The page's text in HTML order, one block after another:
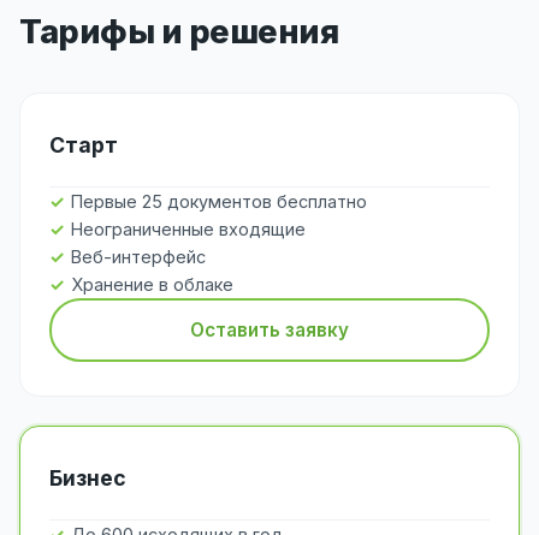
Тарифы и решения
Старт
Первые 25 документов бесплатно
Неограниченные входящие
Веб-интерфейс
Хранение в облаке
Оставить заявку
Бизнес